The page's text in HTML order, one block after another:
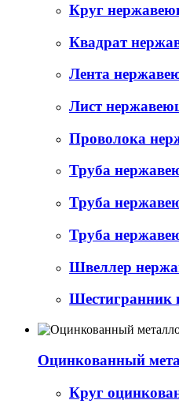
Круг
Квадрат
Лента
Лист
Проволока
Труба
Труба
Труба
Швеллер
Шестигранник
Оцинкованный
Круг